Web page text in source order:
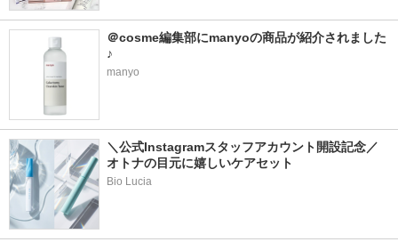
＠cosme編集部にmanyoの商品が紹介されました
♪
manyo
＼公式Instagramスタッフアカウント開設記念／
オトナの目元に嬉しいケアセット
Bio Lucia